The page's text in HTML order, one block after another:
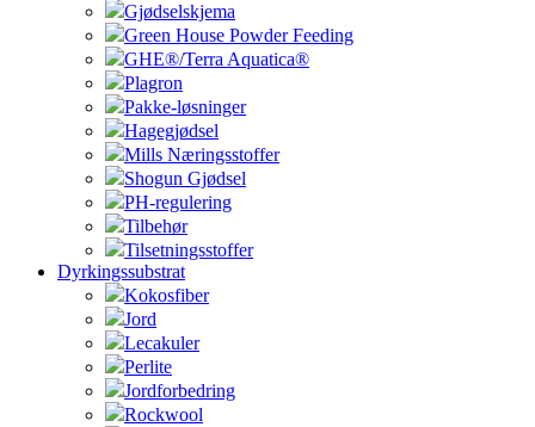
Gjødselskjema
Green House Powder Feeding
GHE®/Terra Aquatica®
Plagron
Pakke-løsninger
Hagegjødsel
Mills Næringsstoffer
Shogun Gjødsel
PH-regulering
Tilbehør
Tilsetningsstoffer
Dyrkingssubstrat
Kokosfiber
Jord
Lecakuler
Perlite
Jordforbedring
Rockwool